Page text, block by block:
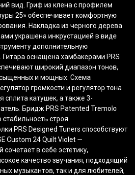
вид. Гриф из клена с профилем
25» обеспечивает комфортную
Накладка из черного дерева
украшена инкрустацией в виде
дополнительную
Гитара оснащена хамбакерами PRS
широкий диапазон тонов,
и мощных. Схема
громкости и регулятор тона
сплита катушек, а также 3-
Бридж PRS Patented Tremolo
строя
PRS Designed Tuners способствуют
Custom 24 Quilt Violet —
сочетает в себе эстетику,
качество звучания, подходящий
музыкантов, так и для любителей,